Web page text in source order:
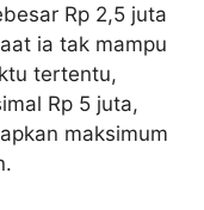
Rp 2,5 juta
ia tak mampu
tertentu,
Rp 5 juta,
maksimum